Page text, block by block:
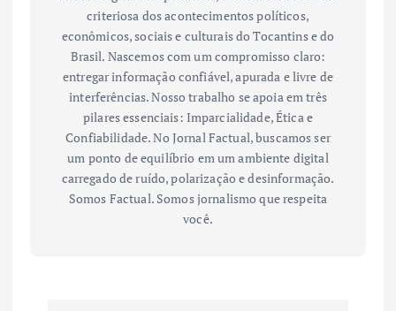
criteriosa dos acontecimentos políticos,
econômicos, sociais e culturais do Tocantins e do
Brasil. Nascemos com um compromisso claro:
entregar informação confiável, apurada e livre de
interferências. Nosso trabalho se apoia em três
pilares essenciais: Imparcialidade, Ética e
Confiabilidade. No Jornal Factual, buscamos ser
um ponto de equilíbrio em um ambiente digital
carregado de ruído, polarização e desinformação.
Somos Factual. Somos jornalismo que respeita
você.